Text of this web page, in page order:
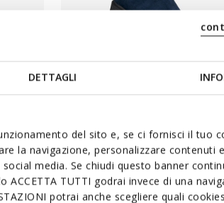
DETTAGLI
del sito e, se ci fornisci il tuo
la navigazione, personalizzare contenuti
media. Se chiudi questo banner
TUTTI godrai invece di una
potrai anche scegliere quali
NEW IN
Stivaletti Chelsea
L819,00
2